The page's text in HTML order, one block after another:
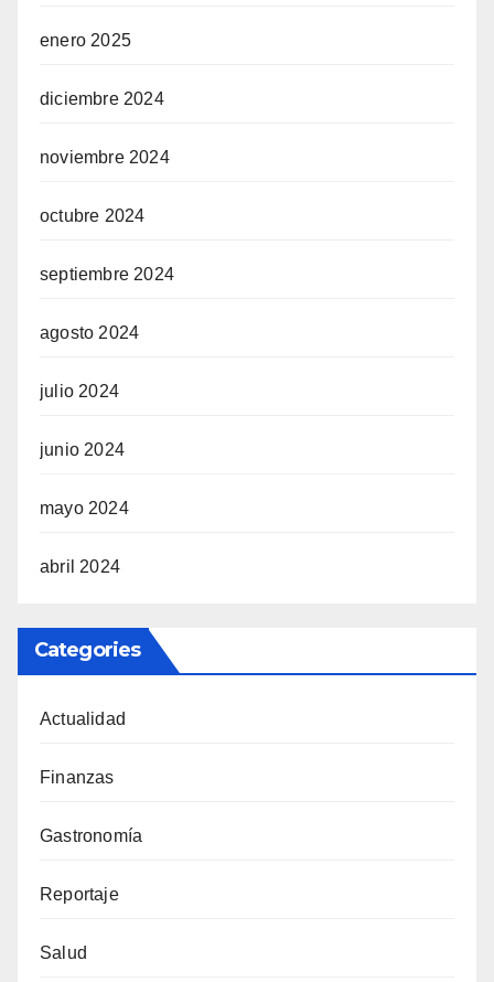
enero 2025
diciembre 2024
noviembre 2024
octubre 2024
septiembre 2024
agosto 2024
julio 2024
junio 2024
mayo 2024
abril 2024
Categories
Actualidad
Finanzas
Gastronomía
Reportaje
Salud